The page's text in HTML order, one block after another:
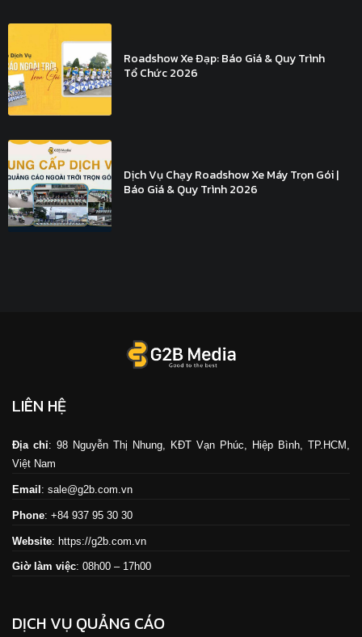
Roadshow Xe Đạp: Báo Giá & Quy Trình
Tổ Chức 2026
Dịch Vụ Chạy Roadshow Xe Máy Trọn Gói |
Báo Giá & Quy Trình 2026
LIÊN HỆ
Địa chỉ: 98 Nguyễn Thị Nhung, KĐT Vạn Phúc, Hiệp Bình, TP.HCM,
Việt Nam
Email : sale@g2b.com.vn
Phone: +84 937 95 30 30
Website: https://g2b.com.vn
Giờ làm việc: 08h00 – 17h00
DỊCH VỤ QUẢNG CÁO